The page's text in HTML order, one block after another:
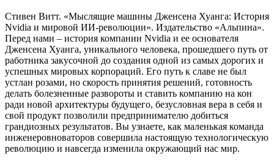
Стивен Витт. «Мыслящие машины Дженсена Хуанга: История
Nvidia и мировой ИИ-революции». Издательство «Альпина».
Перед нами – история компании Nvidia и ее основателя
Дженсена Хуанга, уникального человека, прошедшего путь от
работника закусочной до создания одной из самых дорогих и
успешных мировых корпораций. Его путь к славе не был
устлан розами, но скорость принятия решений, готовность
делать болезненные развороты и ставить компанию на кон
ради новой архитектуры будущего, безусловная вера в себя и
свой продукт позволили предпринимателю добиться
грандиозных результатов. Вы узнаете, как маленькая команда
инженеровноваторов совершила настоящую технологическую
революцию и навсегда изменила окружающий нас мир.